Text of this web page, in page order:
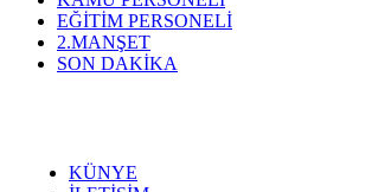
EĞİTİM PERSONELİ
2.MANŞET
SON DAKİKA
KÜNYE